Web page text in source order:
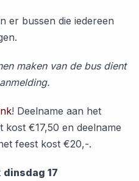
er bussen die iedereen
maken van de bus dient
! Deelname aan het
€17,50 en deelname
feest kost €20,-.
dinsdag 17